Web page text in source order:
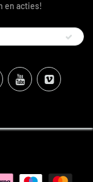
en acties!